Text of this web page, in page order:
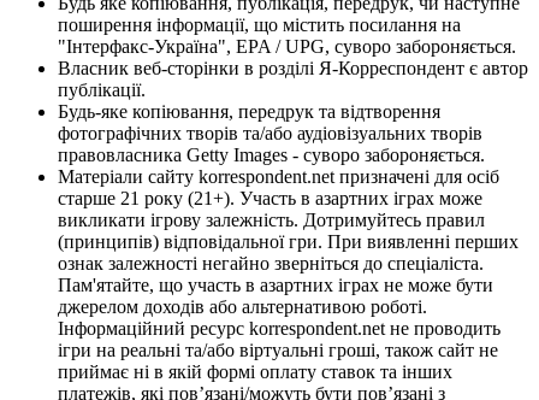
поширення інформації, що містить посилання на
"Інтерфакс-Україна", EPA / UPG, суворо забороняється.
Власник веб-сторінки в розділі Я-Корреспондент є автор
публікації.
Будь-яке копіювання, передрук та відтворення
фотографічних творів та/або аудіовізуальних творів
правовласника Getty Images - суворо забороняється.
Матеріали сайту korrespondent.net призначені для осіб
старше 21 року (21+). Участь в азартних іграх може
викликати ігрову залежність. Дотримуйтесь правил
(принципів) відповідальної гри. При виявленні перших
ознак залежності негайно зверніться до спеціаліста.
Пам'ятайте, що участь в азартних іграх не може бути
джерелом доходів або альтернативою роботі.
Інформаційний ресурс korrespondent.net не проводить
ігри на реальні та/або віртуальні гроші, також сайт не
приймає ні в якій формі оплату ставок та інших
платежів, які пов’язані/можуть бути пов’язані з